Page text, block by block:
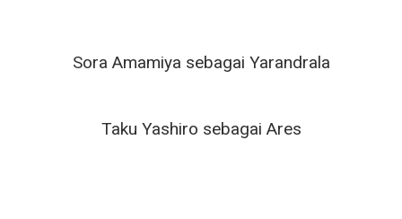
Sora Amamiya sebagai Yarandrala
Taku Yashiro sebagai Ares